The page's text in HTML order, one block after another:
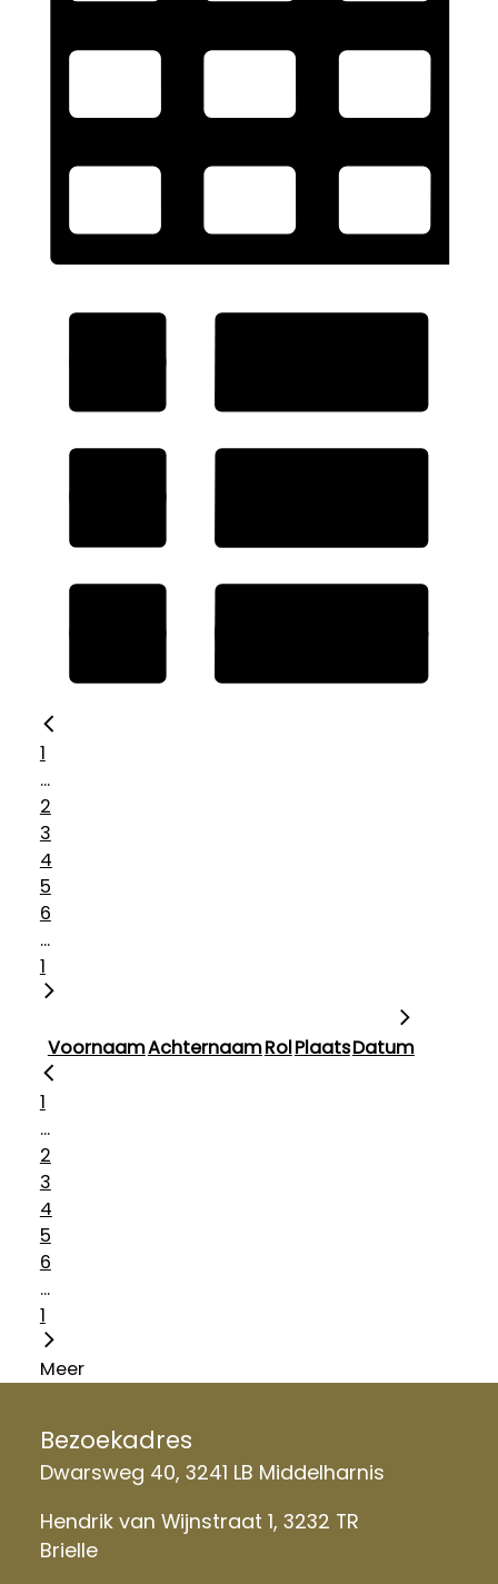
1
...
2
3
4
5
6
...
1
VoornaamAchternaamRolPlaatsDatum
1
...
2
3
4
5
6
...
1
Meer
Bezoekadres
Dwarsweg 40, 3241 LB Middelharnis
Hendrik van Wijnstraat 1, 3232 TR
Brielle